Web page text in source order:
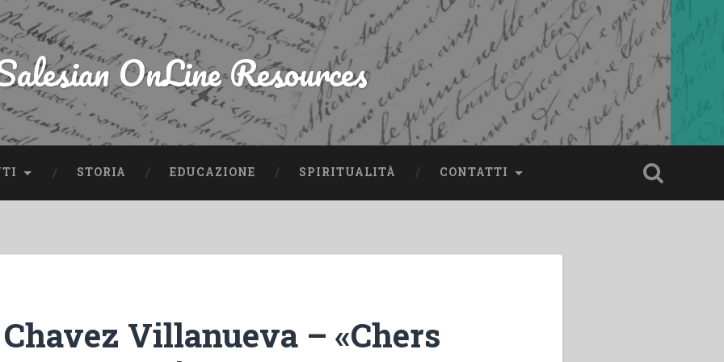
OnLine Resources
STORIA EDUCAZIONE SPIRITUALITÀ CONTATTI
Villanueva – «Chers